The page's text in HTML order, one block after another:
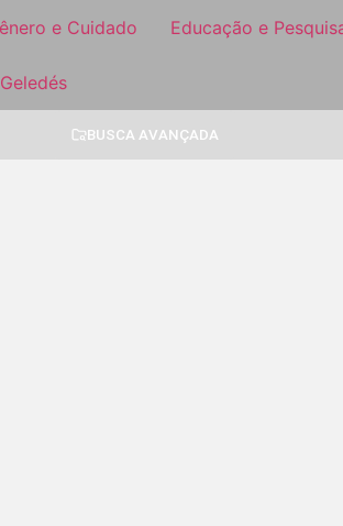
e Cuidado Educação e
BUSCA AVANÇADA